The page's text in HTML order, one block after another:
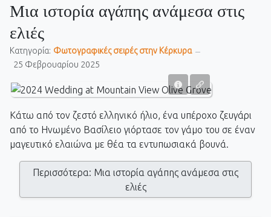
Μια ιστορία αγάπης ανάμεσα στις
ελιές
Κατηγορία: Фωτογραφικές σειρές στην Κέρκυρα
25 Φεβρουαρίου 2025
Κάτω από τον ζεστό ελληνικό ήλιο, ένα υπέροχο ζευγάρι
από το Ηνωμένο Βασίλειο γιόρτασε τον γάμο του σε έναν
μαγευτικό ελαιώνα με θέα τα εντυπωσιακά βουνά.
Περισσότερα: Μια ιστορία αγάπης ανάμεσα στις
ελιές